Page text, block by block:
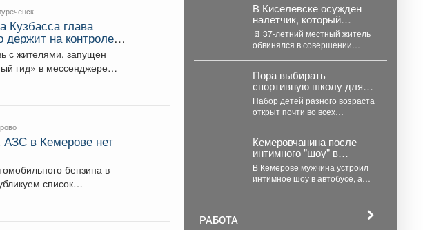
Кузбасса глава
держит на контроле
с жителями, запущен
гид» в мессенджере
АЗС в Кемерове нет
бензина в
список
В Киселевске осужден
налетчик, который
совершил разбойное
нападение на местного
жителя
📄 37-летний местный житель
обвинялся в совершении
УК РФ...
Пора выбирать
спортивную школу для
ребёнка!
Набор детей разного возраста
открыт почти во всех
Кемеровчанина после
интимного "шоу" в
автобусе нашли в
фонтане
В Кемерове мужчина устроил
интимное шоу в автобусе, а
РАБОТА